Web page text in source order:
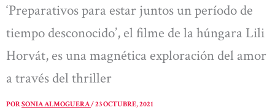
‘Preparativos para estar juntos un período de
tiempo desconocido’, el filme de la húngara Lili
Horvát, es una magnética exploración del amor
a través del thriller
PORSONIA ALMOGUERA/23 OCTUBRE, 2021